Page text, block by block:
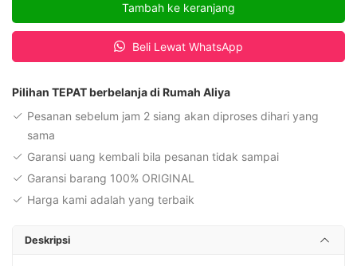
Rp269.910.
LAVENDER
Tambah ke keranjang
Beli Lewat WhatsApp
Pilihan TEPAT berbelanja di Rumah Aliya
Pesanan sebelum jam 2 siang akan diproses dihari yang
sama
Garansi uang kembali bila pesanan tidak sampai
Garansi barang 100% ORIGINAL
Harga kami adalah yang terbaik
Deskripsi